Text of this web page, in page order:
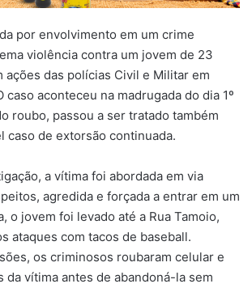
por envolvimento em um crime
violência contra um jovem de 23
ações das polícias Civil e Militar em
caso aconteceu na madrugada do dia 1º
roubo, passou a ser tratado também
caso de extorsão continuada.
a vítima foi abordada em via
agredida e forçada a entrar em um
o jovem foi levado até a Rua Tamoio,
ataques com tacos de baseball.
os criminosos roubaram celular e
da vítima antes de abandoná-la sem